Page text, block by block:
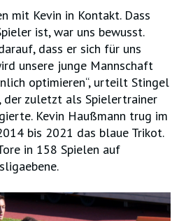
mit Kevin in Kontakt. Dass
ist, war uns bewusst.
dass er sich für uns
unsere junge Mannschaft
optimieren“, urteilt Stingel
der zuletzt als Spielertrainer
Kevin Haußmann trug im
bis 2021 das blaue Trikot.
in 158 Spielen auf